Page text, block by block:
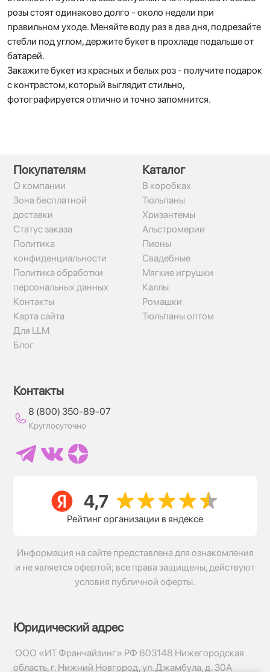
розы стоят одинаково долго - около недели при
правильном уходе. Меняйте воду раз в два дня, подрезайте
стебли под углом, держите букет в прохладе подальше от
батарей.
Закажите букет из красных и белых роз - получите подарок
с контрастом, который выглядит стильно,
фотографируется отлично и точно запомнится.
Покупателям
О компании
Зона бесплатной
доставки
Статус заказа
Политика
конфиденциальности
Политика обработки
персональных данных
Контакты
Карта сайта
Для LLM
Блог
Каталог
В коробках
Тюльпаны
Хризантемы
Альстромерии
Пионы
Свадебные
Мягкие игрушки
Каллы
Ромашки
Тюльпаны оптом
Контакты
8 (800) 350-89-07
Круглосуточно
Рейтинг организации в яндексе
Информация на сайте представлена для ознакомления
и не является офертой; все права защищены, действуют
условия публичной оферты.
Юридический адрес
ООО «ИТ Франчайзинг» РФ 603148 Нижегородская
область, г. Нижний Новгород, ул. Джамбула, д. 30А